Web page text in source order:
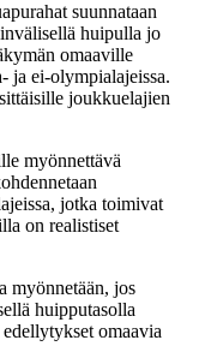
suunnataan
huipulla jo
omaaville
ja ei-olympialajeissa.
joukkuelajien
myönnettävä
jotka toimivat
on realistiset
myönnetään, jos
huipputasolla
omaavia